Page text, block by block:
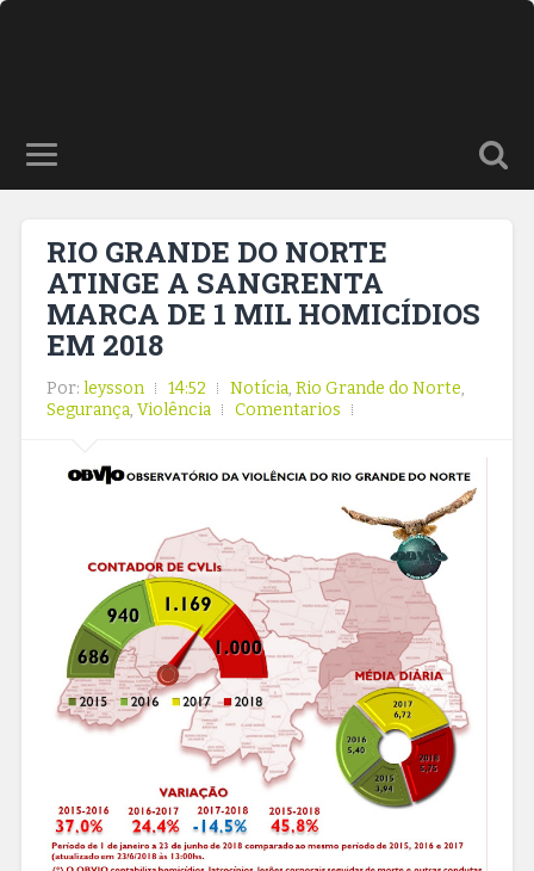
RIO GRANDE DO NORTE
ATINGE A SANGRENTA
MARCA DE 1 MIL HOMICÍDIOS
EM 2018
Por: leysson 14:52 Notícia, Rio Grande do Norte,
Segurança, Violência Comentarios